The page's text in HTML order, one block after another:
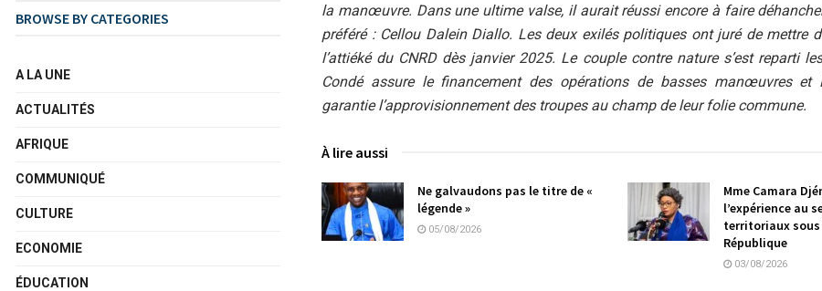
la manœuvre. Dans une ultime valse, il aurait réussi encore à faire
préféré : Cellou Dalein Diallo. Les deux exilés politiques ont juré de mettre
l’attiéké du CNRD dès janvier 2025. Le couple contre nature s’est reparti
Condé assure le financement des opérations de basses manœuvres et
garantie l’approvisionnement des troupes au champ de leur folie commune.
À lire aussi
Ne galvaudons pas le titre de «
légende »
05/08/2026
Mme Camara
l’expérience au
territoriaux sous
République
03/08/2026
BROWSE BY CATEGORIES
A LA UNE
ACTUALITÉS
AFRIQUE
COMMUNIQUÉ
CULTURE
ECONOMIE
ÉDUCATION